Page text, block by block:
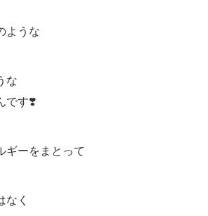
ような
な
です❣️
ギーをまとって
なく